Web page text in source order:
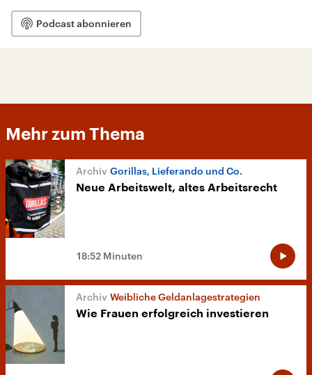
Podcast abonnieren
Mehr zum Thema
Gorillas, Lieferando und Co.
Neue Arbeitswelt, altes Arbeitsrecht
18:52 Minuten
Weibliche Geldanlagestrategien
Wie Frauen erfolgreich investieren